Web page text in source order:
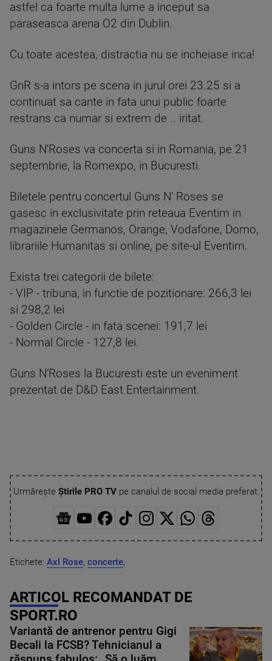
astfel ca foarte multa lume a inceput sa
paraseasca arena O2 din Dublin.
Cu toate acestea, distractia nu se incheiase inca!
GnR s-a intors pe scena in jurul orei 23.25 si a
continuat sa cante in fata unui public foarte
restrans ca numar si extrem de .. iritat.
Guns N'Roses va concerta si in Romania, pe 21
septembrie, la Romexpo, in Bucuresti.
Biletele pentru concertul Guns N’ Roses se
gasesc in exclusivitate prin reteaua Eventim in
magazinele Germanos, Orange, Vodafone, Domo,
librariile Humanitas si online, pe site-ul Eventim.
Exista trei categorii de bilete:
- VIP - tribuna, in functie de pozitionare: 266,3 lei
si 298,2 lei
- Golden Circle - in fata scenei: 191,7 lei
- Normal Circle - 127,8 lei.
Guns N’Roses la Bucuresti este un eveniment
prezentat de D&D East Entertainment.
Urmărește Știrile PRO TVpe canalul de social media preferat:
Etichete: Axl Rose, concerte,
ARTICOL RECOMANDAT DE
SPORT.RO
Variantă de antrenor pentru Gigi
Becali la FCSB? Tehnicianul a